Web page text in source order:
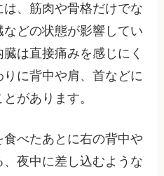
、筋肉や骨格だけでな
どの状態が影響してい
は直接痛みを感じにく
に背中や肩、首などに
があります。
べたあとに右の背中や
夜中に差し込むような